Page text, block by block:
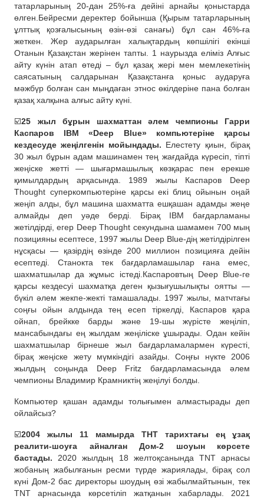
татарларының 20-дан 25%-ға дейіні арнайы қоныстарда
өлген.Бейресми деректер бойынша (Қырым татарларының
ұлттық қозғалысының өзін-өзі санағы) бұл сан 46%-ға
жеткен. Жер аударылған халықтардың көпшілігі екінші
Отанын Қазақстан жерінен тапты. 1 наурызда еліміз Алғыс
айту күнін атап өтеді – бұл қазақ жері мен мемлекетінің
саясатының салдарынан Қазақстанға қоныс аударуға
мәжбүр болған сан мыңдаған этнос өкілдеріне пана болған
қазақ халқына алғыс айту күні.
☑️25 жыл бұрын шахматтан әлем чемпионы Гарри
Каспаров IBM «Deep Blue» компьютеріне қарсы
кездесуде жеңілгенін мойындады. Елестету қиын, бірақ
30 жыл бұрын адам машинамен тең жағдайда күресіп, тіпті
жеңіске жетті — шығармашылық көзқарас пен ерекше
қимылдардың арқасында. 1989 жылы Каспаров Deep
Thought суперкомпьютеріне қарсы екі блиц ойынын оңай
жеңіп алды, бұл машина шахматта ешқашан адамды жеңе
алмайды деп уәде берді. Бірақ IBM бағдарламаны
жетілдірді, егер Deep Thought секундына шамамен 700 мың
позицияны есептесе, 1997 жылы Deep Blue-дің жетілдірілген
нұсқасы — қазірдің өзінде 200 миллион позицияға дейін
есептеді. Станокта тек бағдарламашылар ғана емес,
шахматшылар да жұмыс істеді.Каспаровтың Deep Blue-ге
қарсы кездесуі шахматқа деген қызығушылықты оятты —
бүкіл әлем жекпе-жекті тамашалады. 1997 жылы, матчтағы
соңғы ойын алдында тең есеп тіркелді, Каспаров қара
ойнап, брейкке барды және 19-шы жүрісте жеңіліп,
мансабындағы ең жылдам жеңіліске ұшырады. Одан кейін
шахматшылар бірнеше жыл бағдарламалармен күресті,
бірақ жеңіске жету мүмкіндігі азайды. Соңғы нүкте 2006
жылдың соңында Deep Fritz бағдарламасында әлем
чемпионы Владимир Крамниктің жеңілуі болды.
Компьютер қашан адамды толығымен алмастырады деп
ойлайсыз?
☑️2004 жылы 11 мамырда ТНТ тарихтағы ең ұзақ
реалити-шоуға айналған Дом-2 шоуын көрсете
бастады. 2020 жылдың 18 желтоқсанында TNT арнасы
жобаның жабылғанын ресми түрде жариялады, бірақ сол
күні Дом-2 бас директоры шоудың өзі жабылмайтынын, тек
TNT арнасында көрсетіліп жатқанын хабарлады. 2021